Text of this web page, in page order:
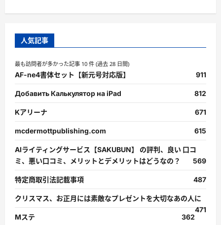
人気記事
最も訪問者が多かった記事 10 件 (過去 28 日間)
AF-ne4書体セット【新元号対応版】 911
Добавить Калькулятор на iPad 812
Kアリーナ 671
mcdermottpublishing.com 615
AIライティングサービス【SAKUBUN】 の評判、良い 口コ
ミ、悪い口コミ、メリットとデメリットはどうなの？
569
特定商取引法記載事項 487
クリスマス、お正月には素敵なプレゼントを大切なあの人に
471
Mステ
362